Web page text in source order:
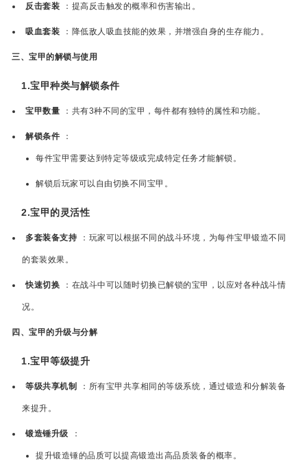
反击套装 ：提高反击触发的概率和伤害输出。
吸血套装 ：降低敌人吸血技能的效果，并增强自身的生存能力。
三、宝甲的解锁与使用
1.宝甲种类与解锁条件
宝甲数量 ：共有3种不同的宝甲，每件都有独特的属性和功能。
解锁条件 ：
每件宝甲需要达到特定等级或完成特定任务才能解锁。
解锁后玩家可以自由切换不同宝甲。
2.宝甲的灵活性
多套装备支持 ：玩家可以根据不同的战斗环境，为每件宝甲锻造不同
的套装效果。
快速切换 ：在战斗中可以随时切换已解锁的宝甲，以应对各种战斗情
况。
四、宝甲的升级与分解
1.宝甲等级提升
等级共享机制 ：所有宝甲共享相同的等级系统，通过锻造和分解装备
来提升。
锻造锤升级 ：
提升锻造锤的品质可以提高锻造出高品质装备的概率。